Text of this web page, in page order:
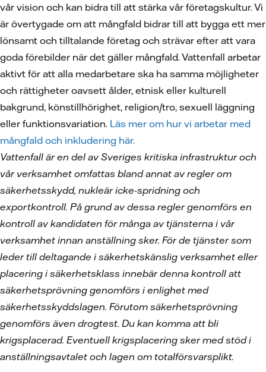
vår vision och kan bidra till att stärka vår företagskultur. Vi
är övertygade om att mångfald bidrar till att bygga ett mer
lönsamt och tilltalande företag och strävar efter att vara
goda förebilder när det gäller mångfald. Vattenfall arbetar
aktivt för att alla medarbetare ska ha samma möjligheter
och rättigheter oavsett ålder, etnisk eller kulturell
bakgrund, könstillhörighet, religion/tro, sexuell läggning
eller funktionsvariation. Läs mer om hur vi arbetar med
mångfald och inkludering här.
Vattenfall är en del av Sveriges kritiska infrastruktur och
vår verksamhet omfattas bland annat av regler om
säkerhetsskydd, nukleär icke-spridning och
exportkontroll. På grund av dessa regler genomförs en
kontroll av kandidaten för många av tjänsterna i vår
verksamhet innan anställning sker. För de tjänster som
leder till deltagande i säkerhetskänslig verksamhet eller
placering i säkerhetsklass innebär denna kontroll att
säkerhetsprövning genomförs i enlighet med
säkerhetsskyddslagen. Förutom säkerhetsprövning
genomförs även drogtest. Du kan komma att bli
krigsplacerad. Eventuell krigsplacering sker med stöd i
anställningsavtalet och lagen om totalförsvarsplikt.